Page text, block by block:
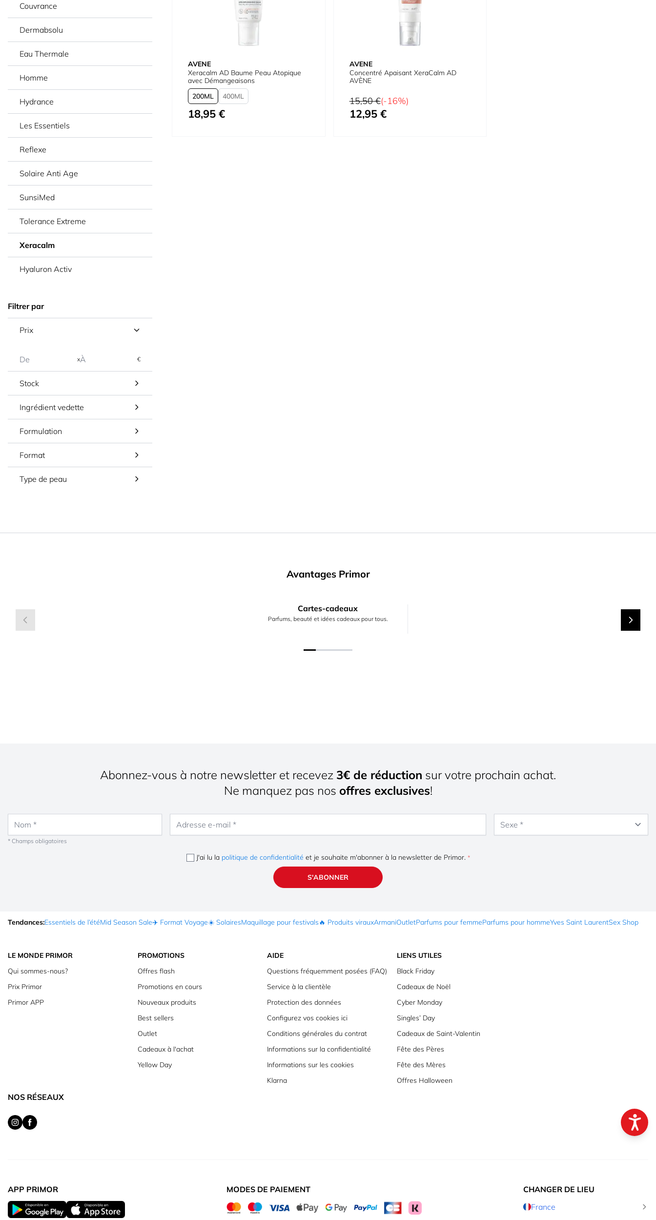
Couvrance
Dermabsolu
Eau Thermale
Homme
Hydrance
Les Essentiels
Reflexe
Solaire Anti Age
SunsiMed
Tolerance Extreme
Xeracalm
Hyaluron Activ
Filtrer par
Prix
x €
Stock
Ingrédient vedette
Formulation
Format
Type de peau
AVENE
Xeracalm AD Baume Peau Atopique
avec Démangeaisons
200
400
À partir de
18,95 €
AVENE
Concentré Apaisant XeraCalm AD
AVÈNE
Prix normal
15,50 €(-16%)
Prix spécial
12,95 €
Avantages Primor
Cartes-cadeaux
Parfums, beauté et idées cadeaux pour tous.
Abonnez-vous à notre newsletter et recevez 3€ de réduction sur votre prochain achat.
Ne manquez pas nos offres exclusives!
* Champs obligatoires
J'ai lu la politique de confidentialité et je souhaite m'abonner à la newsletter de Primor.
S'ABONNER
Tendances:Essentiels de l’étéMid Season Sale✈️ Format Voyage☀️ SolairesMaquillage pour festivals🔥 Produits virauxArmaniOutletParfums pour femmeParfums pour hommeYves Saint LaurentSex Shop
LE MONDE PRIMOR
Qui sommes-nous?
Prix Primor
Primor APP
PROMOTIONS
Offres flash
Promotions en cours
Nouveaux produits
Best sellers
Outlet
Cadeaux à l'achat
Yellow Day
AIDE
Questions fréquemment posées (FAQ)
Service à la clientèle
Protection des données
Configurez vos cookies ici
Conditions générales du contrat
Informations sur la confidentialité
Informations sur les cookies
Klarna
LIENS UTILES
Black Friday
Cadeaux de Noël
Cyber Monday
Singles’ Day
Cadeaux de Saint-Valentin
Fête des Pères
Fête des Mères
Offres Halloween
NOS RÉSEAUX
APP PRIMOR MODES DE PAIEMENT
CHANGER DE LIEU
France